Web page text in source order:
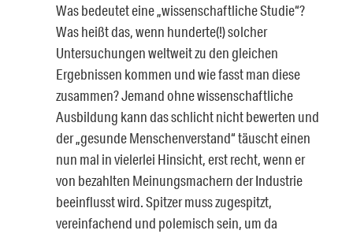
Was bedeutet eine „wissenschaftliche Studie“?
Was heißt das, wenn hunderte(!) solcher
Untersuchungen weltweit zu den gleichen
Ergebnissen kommen und wie fasst man diese
zusammen? Jemand ohne wissenschaftliche
Ausbildung kann das schlicht nicht bewerten und
der „gesunde Menschenverstand“ täuscht einen
nun mal in vielerlei Hinsicht, erst recht, wenn er
von bezahlten Meinungsmachern der Industrie
beeinflusst wird. Spitzer muss zugespitzt,
vereinfachend und polemisch sein, um da